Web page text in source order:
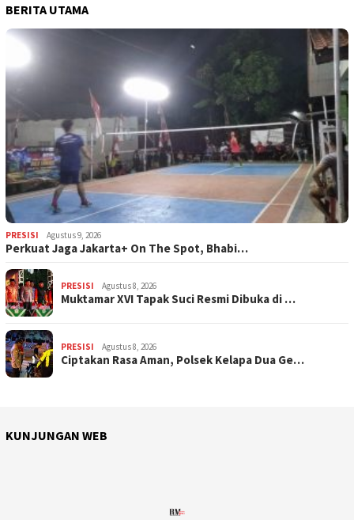
BERITA UTAMA
PRESISI Agustus 9, 2026
Perkuat Jaga Jakarta+ On The Spot, Bhabi…
PRESISI Agustus 8, 2026
Muktamar XVI Tapak Suci Resmi Dibuka di …
PRESISI Agustus 8, 2026
Ciptakan Rasa Aman, Polsek Kelapa Dua Ge…
KUNJUNGAN WEB